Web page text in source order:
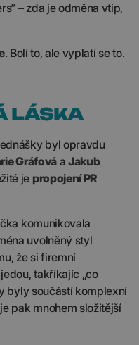
– zda je odměna vtip,
. Bolí to, ale vyplatí se to.
LÁSKA
byl opravdu
Gráfováa Jakub
je propojení PR
komunikovala
uvolněný styl
že si firemní
takříkajíc „co
byly součástí komplexní
pak mnohem složitější